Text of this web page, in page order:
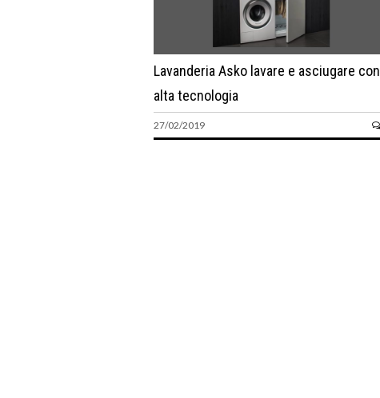
Lavanderia Asko lavare e asciugare con
alta tecnologia
27/02/2019